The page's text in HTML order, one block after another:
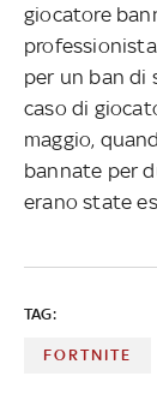
giocatore
professionista
per un ban di
caso di
maggio,
bannate per
erano state
TAG:
FORTNITE